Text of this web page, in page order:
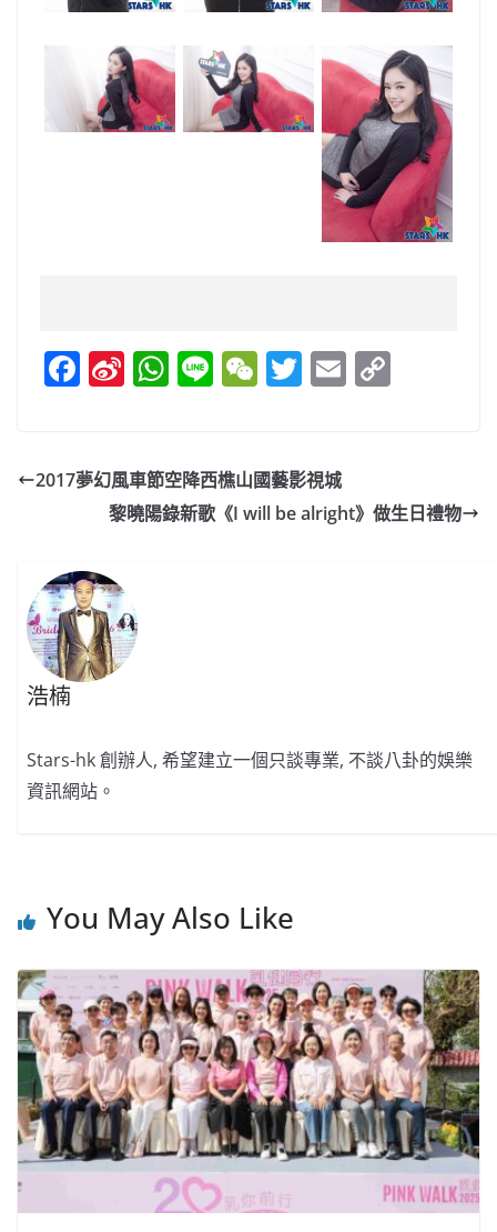
F
a
e
o
k
Si
n
W
ei
o
W
h
s
A
Li
n
W
e
h
at
T
w
er
E
m
Li
2017夢幻風車節空降西樵山國藝影視城
黎曉陽錄新歌《I will be alright》做生日禮物
浩楠
Stars-hk 創辦人, 希望建立一個只談專業, 不談八卦的娛樂
資訊網站。
You May Also Like